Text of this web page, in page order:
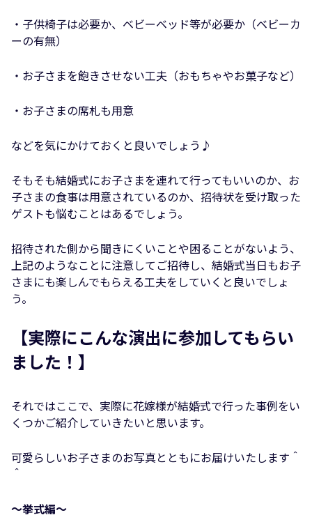
・子供椅子は必要か、ベビーベッド等が必要か（ベビーカ
ーの有無）
・お子さまを飽きさせない工夫（おもちゃやお菓子など）
・お子さまの席札も用意
などを気にかけておくと良いでしょう♪
そもそも結婚式にお子さまを連れて行ってもいいのか、お
子さまの食事は用意されているのか、招待状を受け取った
ゲストも悩むことはあるでしょう。
招待された側から聞きにくいことや困ることがないよう、
上記のようなことに注意してご招待し、結婚式当日もお子
さまにも楽しんでもらえる工夫をしていくと良いでしょ
う。
【実際にこんな演出に参加してもらい
ました！】
それではここで、実際に花嫁様が結婚式で行った事例をい
くつかご紹介していきたいと思います。
可愛らしいお子さまのお写真とともにお届けいたします＾
＾
〜挙式編〜